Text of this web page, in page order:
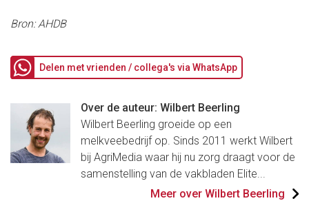
Bron: AHDB
Delen met vrienden / collega's via WhatsApp
Over de auteur: Wilbert Beerling
Wilbert Beerling groeide op een
melkveebedrijf op. Sinds 2011 werkt Wilbert
bij AgriMedia waar hij nu zorg draagt voor de
samenstelling van de vakbladen Elite...
Meer over Wilbert Beerling